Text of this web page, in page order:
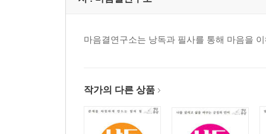
마음결연구소는 낭독과 필사를 통해 마음을
작가의 다른 상품